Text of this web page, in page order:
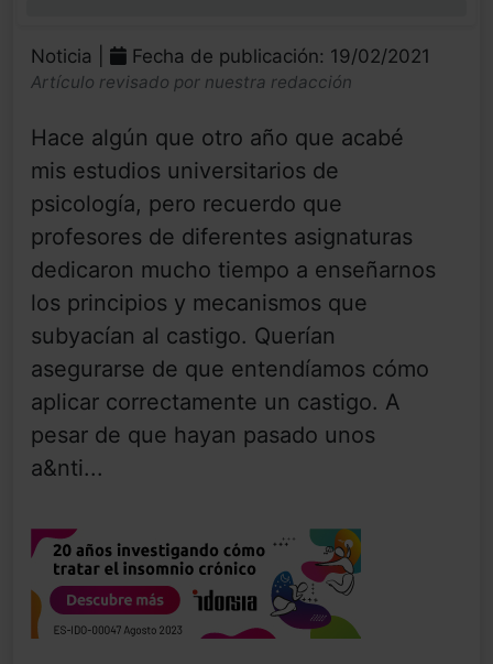
Noticia | Fecha de publicación: 19/02/2021
Artículo revisado por nuestra redacción
Hace algún que otro año que acabé
mis estudios universitarios de
psicología, pero recuerdo que
profesores de diferentes asignaturas
dedicaron mucho tiempo a enseñarnos
los principios y mecanismos que
subyacían al castigo. Querían
asegurarse de que entendíamos cómo
aplicar correctamente un castigo. A
pesar de que hayan pasado unos
a&nti...